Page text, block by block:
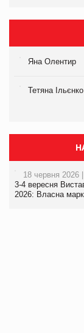
Яна Олентир
Тетяна Ільєнко
18 червня 2026 |
3-4 вересня
2026: Власна